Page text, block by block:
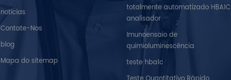
notícias
Contate-Nos
blog
Mapa do sitemap
totalmente automatizado HBA1C
analisador
Imunoensaio de
quimioluminescência
teste hba1c